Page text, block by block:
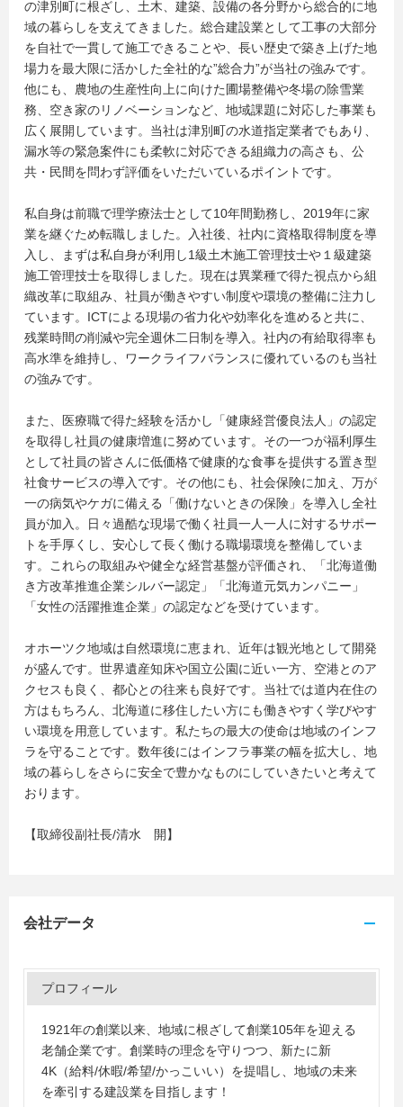
の津別町に根ざし、土木、建築、設備の各分野から総合的に地
域の暮らしを支えてきました。総合建設業として工事の大部分
を自社で一貫して施工できることや、長い歴史で築き上げた地
場力を最大限に活かした全社的な”総合力”が当社の強みです。
他にも、農地の生産性向上に向けた圃場整備や冬場の除雪業
務、空き家のリノベーションなど、地域課題に対応した事業も
広く展開しています。当社は津別町の水道指定業者でもあり、
漏水等の緊急案件にも柔軟に対応できる組織力の高さも、公
共・民間を問わず評価をいただいているポイントです。
私自身は前職で理学療法士として10年間勤務し、2019年に家
業を継ぐため転職しました。入社後、社内に資格取得制度を導
入し、まずは私自身が利用し1級土木施工管理技士や１級建築
施工管理技士を取得しました。現在は異業種で得た視点から組
織改革に取組み、社員が働きやすい制度や環境の整備に注力し
ています。ICTによる現場の省力化や効率化を進めると共に、
残業時間の削減や完全週休二日制を導入。社内の有給取得率も
高水準を維持し、ワークライフバランスに優れているのも当社
の強みです。
また、医療職で得た経験を活かし「健康経営優良法人」の認定
を取得し社員の健康増進に努めています。その一つが福利厚生
として社員の皆さんに低価格で健康的な食事を提供する置き型
社食サービスの導入です。その他にも、社会保険に加え、万が
一の病気やケガに備える「働けないときの保険」を導入し全社
員が加入。日々過酷な現場で働く社員一人一人に対するサポー
トを手厚くし、安心して長く働ける職場環境を整備していま
す。これらの取組みや健全な経営基盤が評価され、「北海道働
き方改革推進企業シルバー認定」「北海道元気カンパニー」
「女性の活躍推進企業」の認定などを受けています。
オホーツク地域は自然環境に恵まれ、近年は観光地として開発
が盛んです。世界遺産知床や国立公園に近い一方、空港とのア
クセスも良く、都心との往来も良好です。当社では道内在住の
方はもちろん、北海道に移住したい方にも働きやすく学びやす
い環境を用意しています。私たちの最大の使命は地域のインフ
ラを守ることです。数年後にはインフラ事業の幅を拡大し、地
域の暮らしをさらに安全で豊かなものにしていきたいと考えて
おります。
【取締役副社長/清水 開】
会社データ
プロフィール
1921年の創業以来、地域に根ざして創業105年を迎える
老舗企業です。創業時の理念を守りつつ、新たに新
4K（給料/休暇/希望/かっこいい）を提唱し、地域の未来
を牽引する建設業を目指します！